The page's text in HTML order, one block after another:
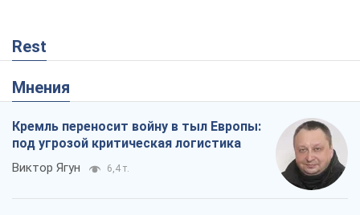
Rest
Мнения
Кремль переносит войну в тыл Европы:
под угрозой критическая логистика
Виктор Ягун 6,4 т.